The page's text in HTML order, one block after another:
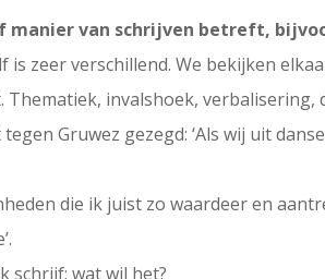
manier van schrijven betreft,
zeer verschillend. We bekijken
invalshoek, verbalisering,
Gruwez gezegd: ‘Als wij uit
die ik juist zo waardeer en
schrijf: wat wil het?